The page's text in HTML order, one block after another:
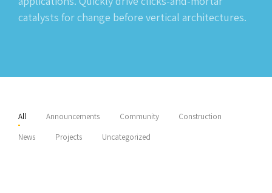
catalysts for change before vertical architectures.
All Announcements Community Construction
News Projects Uncategorized